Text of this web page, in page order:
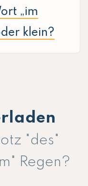
„im
klein?
"des"
Regen?